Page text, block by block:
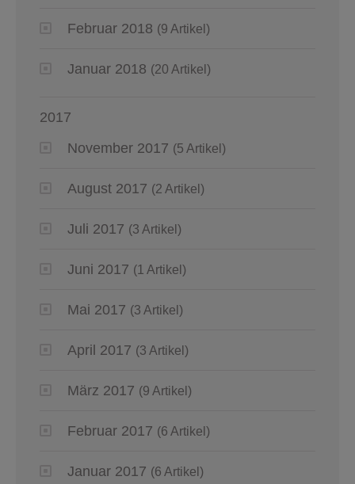
Februar 2018 (9 Artikel)
Januar 2018 (20 Artikel)
2017
November 2017 (5 Artikel)
August 2017 (2 Artikel)
Juli 2017 (3 Artikel)
Juni 2017 (1 Artikel)
Mai 2017 (3 Artikel)
April 2017 (3 Artikel)
März 2017 (9 Artikel)
Februar 2017 (6 Artikel)
Januar 2017 (6 Artikel)